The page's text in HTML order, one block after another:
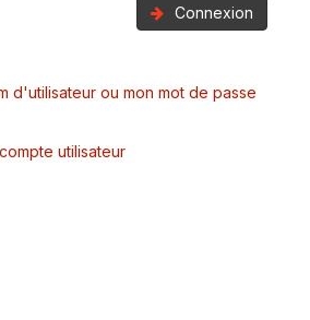
Connexion
d'utilisateur ou mon mot de passe
utilisateur